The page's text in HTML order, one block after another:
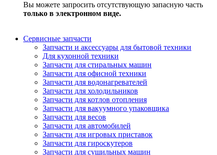
Вы можете запросить отсутствующую запасную часть
только в электронном виде.
Сервисные запчасти
Запчасти и аксессуары для бытовой техники
Для кухонной техники
Запчасти для стиральных машин
Запчасти для офисной техники
Запчасти для водонагревателей
Запчасти для холодильников
Запчасти для котлов отопления
Запчасти для вакуумного упаковщика
Запчасти для весов
Запчасти для автомобилей
Запчасти для игровых приставок
Запчасти для гироскутеров
Запчасти для сушильных машин